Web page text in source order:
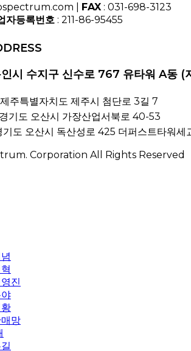
| FAX : 031-698-3123
자등록번호 : 211-86-95455
시 수지구 신수로 767 유타워 A동 (
주특별자치도 제주시 첨단로 3길 7
기도 오산시 가장산업서북로 40-53
기도 오산시 독산성로 425 더퍼스트타워세
Corporation All Rights Reserved
진
망